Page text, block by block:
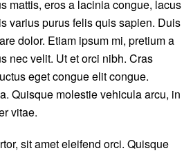
mattis, eros a lacinia congue, lacus
varius purus felis quis sapien. Duis
dolor. Etiam ipsum mi, pretium a
nec velit. Ut et orci nibh. Cras
eget congue elit congue.
Quisque molestie vehicula arcu, in
vitae.
sit amet eleifend orci. Quisque